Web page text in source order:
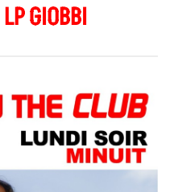
GIOBBI